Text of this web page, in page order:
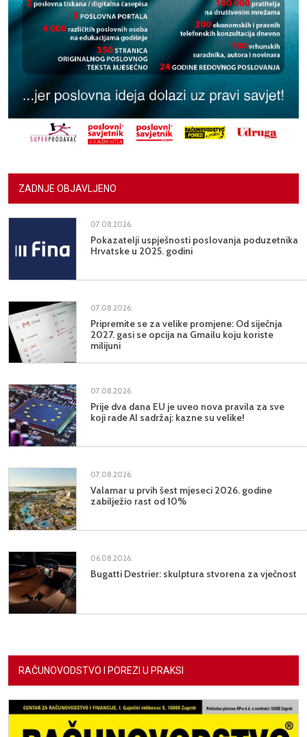
ZADNJE OBJAVLJENO
07.08.2026.
Pokazatelji uspješnosti poslovanja poduzetnika
Hrvatske u 2025. godini
07.08.2026.
Pripremite se za velike promjene: Od siječnja
2027. gasi se opcija na Gmailu koju koriste
milijuni
07.08.2026.
Prije dva dana EU je uveo nova pravila za sve
koji rade AI sadržaj: kazne su velike!
07.08.2026.
Valamar u prvih šest mjeseci 2026. godine
zabilježio rast od 10%
06.08.2026.
Bugatti Destrier: skulptura stvorena za vječnost
RAČUNOVODSTVO I POREZI U PRAKSI